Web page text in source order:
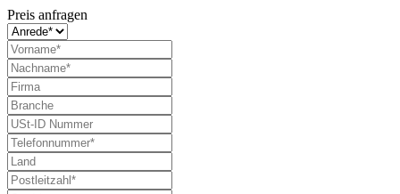
Preis anfragen